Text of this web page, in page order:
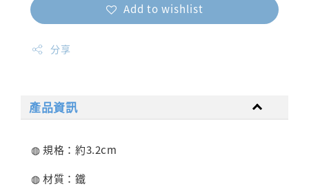
Add to wishlist
分享
產品資訊
◍ 規格：約3.2cm
◍ 材質：鐵